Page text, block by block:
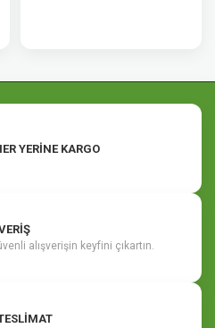
YERİNE KARGO
alışverişin keyfini çıkartın.